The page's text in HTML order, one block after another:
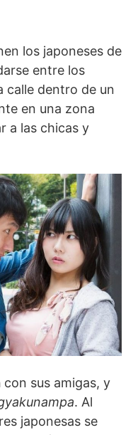
los japoneses de
entre los
calle dentro de un
en una zona
a las chicas y
con sus amigas, y
. Al
japonesas se